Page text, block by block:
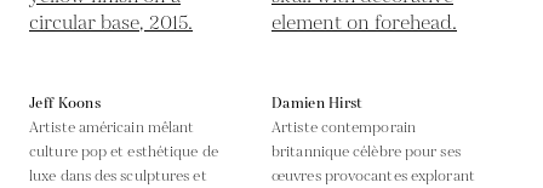
Jeff Koons
Artiste américain mêlant
culture pop et esthétique de
luxe dans des sculptures et
Damien Hirst
Artiste contemporain
britannique célèbre pour ses
œuvres provocantes explorant